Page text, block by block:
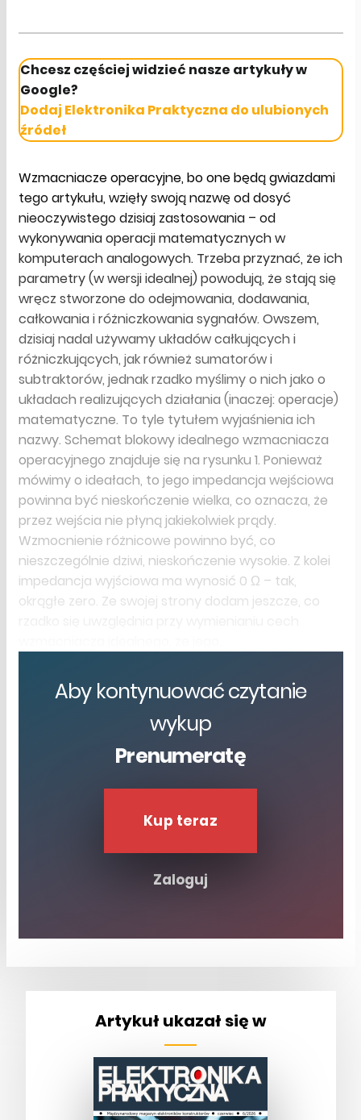
Chcesz częściej widzieć nasze artykuły w
Google?
Dodaj Elektronika Praktyczna do ulubionych
źródeł
Wzmacniacze operacyjne, bo one będą gwiazdami
tego artykułu, wzięły swoją nazwę od dosyć
nieoczywistego dzisiaj zastosowania – od
wykonywania operacji matematycznych w
komputerach analogowych. Trzeba przyznać, że ich
parametry (w wersji idealnej) powodują, że stają się
wręcz stworzone do odejmowania, dodawania,
całkowania i różniczkowania sygnałów. Owszem,
dzisiaj nadal używamy układów całkujących i
różniczkujących, jak również sumatorów i
subtraktorów, jednak rzadko myślimy o nich jako o
układach realizujących działania (inaczej: operacje)
matematyczne. To tyle tytułem wyjaśnienia ich
nazwy. Schemat blokowy idealnego wzmacniacza
operacyjnego znajduje się na rysunku 1. Ponieważ
mówimy o ideałach, to jego impedancja wejściowa
powinna być nieskończenie wielka, co oznacza, że
przez wejścia nie płyną jakiekolwiek prądy.
Wzmocnienie różnicowe powinno być, co
nieszczególnie dziwi, nieskończenie wysokie. Z kolei
impedancja wyjściowa ma wynosić 0 Ω – tak,
okrągłe zero. Ze swojej strony dodam jeszcze, co
Aby kontynuować czytanie
wykup
Prenumeratę
Kup teraz
Zaloguj
Artykuł ukazał się w